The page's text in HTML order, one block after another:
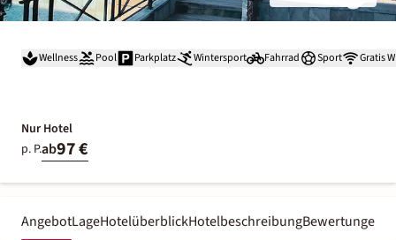
Wellness Pool Parkplatz Wintersport Fahrrad Sport Gratis
Nur Hotel
p. P.ab97 €
AngebotLageHotelüberblickHotelbeschreibungBewertungen